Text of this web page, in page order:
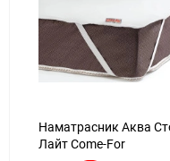
Наматрасник Аква
Лайт Come-For